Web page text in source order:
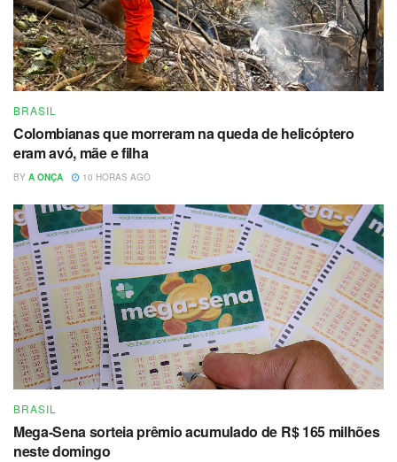
BRASIL
Colombianas que morreram na queda de helicóptero
eram avó, mãe e filha
BY A ONÇA 10 HORAS AGO
BRASIL
Mega-Sena sorteia prêmio acumulado de R$ 165 milhões
neste domingo